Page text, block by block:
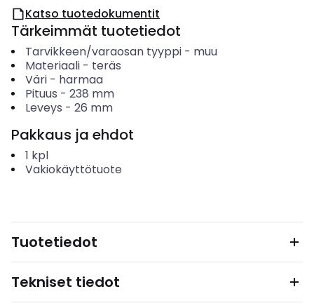
Katso tuotedokumentit
Tärkeimmät tuotetiedot
Tarvikkeen/varaosan tyyppi- muu
Materiaali- teräs
Väri- harmaa
Pituus - 238 mm
Leveys - 26 mm
Pakkaus ja ehdot
1 kpl
Vakiokäyttötuote
Tuotetiedot
Tekniset tiedot